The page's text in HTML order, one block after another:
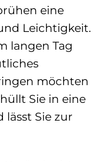
eine
Leichtigkeit.
langen Tag
möchten
Sie in eine
Sie zur